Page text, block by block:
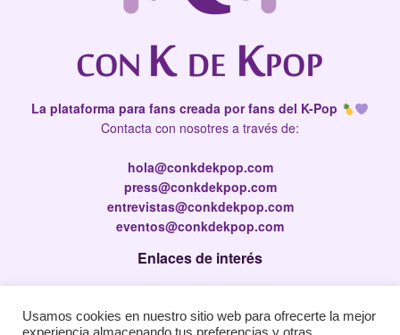
La plataforma para fans creada por fans del K-Pop
Contacta con nosotres a través de:
hola@conkdekpop.com
press@conkdekpop.com
entrevistas@conkdekpop.com
eventos@conkdekpop.com
Enlaces de interés
Política de privacidad
Usamos cookies en nuestro sitio web para ofrecerte la mejor